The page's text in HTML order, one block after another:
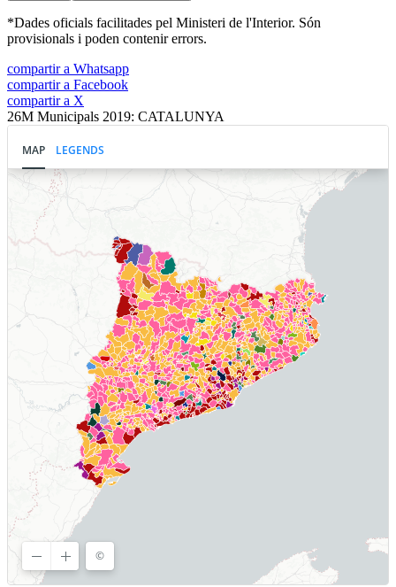
*Dades oficials facilitades pel Ministeri de l'Interior. Són
provisionals i poden contenir errors.
compartir a Whatsapp
compartir a Facebook
compartir a X
26M Municipals 2019: CATALUNYA